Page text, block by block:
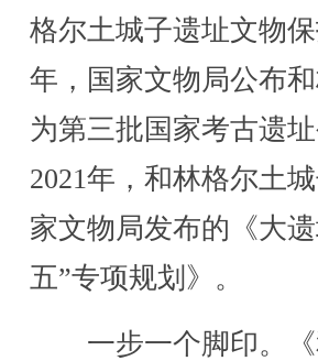
格尔土城子遗址文物
年，国家文物局公布
为第三批国家考古遗
2021年，和林格尔土
家文物局发布的《大
五”专项规划》。
一步一个脚印。《